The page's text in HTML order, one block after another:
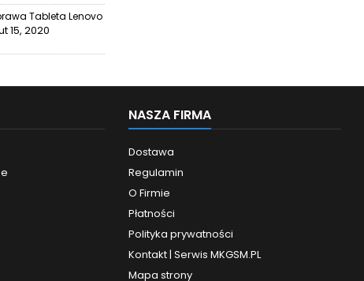
Tableta Lenovo
15, 2020
NASZA FIRMA
Dostawa
Regulamin
O Firmie
Płatności
Polityka prywatności
Kontakt | Serwis MKGSM.PL
Mapa strony